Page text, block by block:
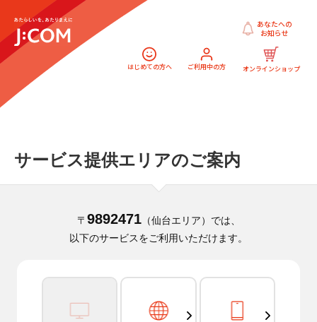
はじめての方へ ご利用中の方 オンラインショップ
あなたへの
お知らせ
サービス提供エリアのご案内
〒 9892471（仙台エリア）では、
以下のサービスをご利用いただけます。